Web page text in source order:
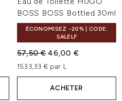
BOSS BOSS Bottled 30ml
ÉCONOMISEZ -20% | CODE:
SALELF
Prix de vente :
57,50 € Prix ​​actuel :
46,00 €
1533,33 € par L
ACHETER